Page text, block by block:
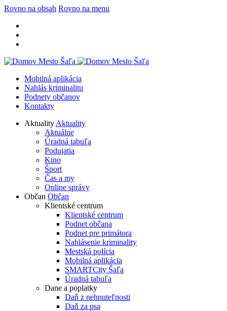
Rovno na obsah Rovno na menu
Mobilná aplikácia
Nahlás kriminalitu
Podnety občanov
Kontakty
Aktuality Aktuality
Aktuálne
Úradná tabuľa
Podujatia
Kino
Šport
Čas a my
Online správy
Občan Občan
Klientské centrum
Klientské centrum
Podnet občana
Podnet pre primátora
Nahlásenie kriminality
Mestská polícia
Mobilná aplikácia
SMARTCity Šaľa
Úradná tabuľa
Dane a poplatky
Daň z nehnuteľnosti
Daň za psa